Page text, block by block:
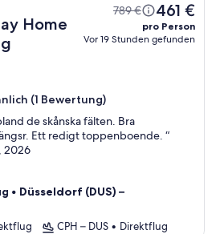
Home
789 € 461 €
pro Person
Vor 19 Stunden gefunden
(1 Bewertung)
de skånska fälten. Bra
Ett redigt toppenboende. “
2026
• Düsseldorf (DUS) –
CPH – DUS • Direktflug